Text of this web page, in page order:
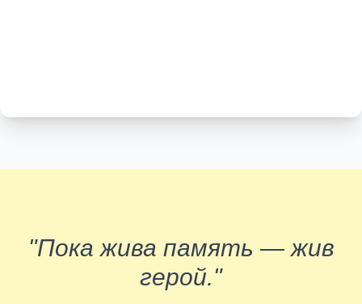
"Пока жива память — жив
герой."